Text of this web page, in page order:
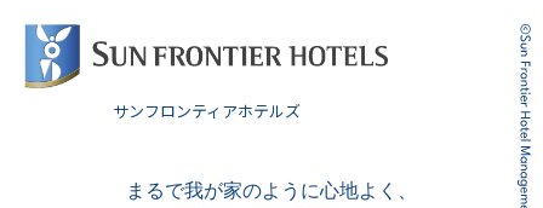
サンフロンティアホテルズ
まるで我が家のように心地よく、